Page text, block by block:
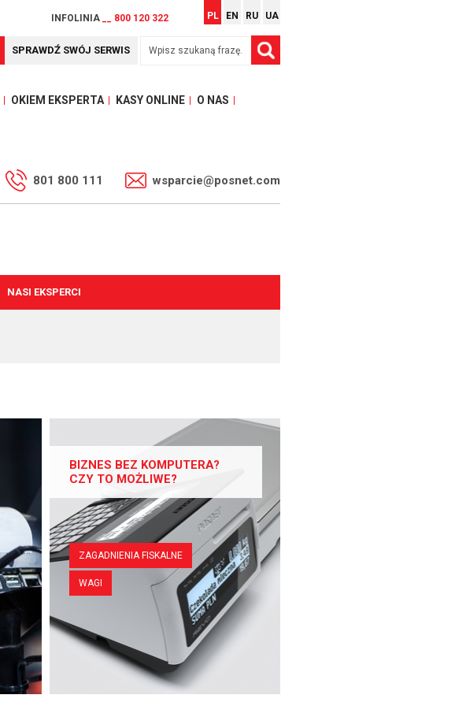
INFOLINIA __ 800 120 322 PL EN RU UA
SPRAWDŹ SWÓJ SERWIS
OKIEM EKSPERTA KASY ONLINE O NAS
801 800 111 wsparcie@posnet.com
NASI EKSPERCI
BIZNES BEZ KOMPUTERA?
CZY TO MOŻLIWE?
ZAGADNIENIA FISKALNE
WAGI